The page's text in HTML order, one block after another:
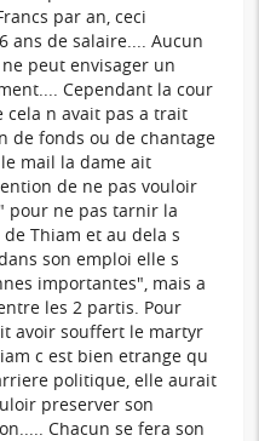
par an, ceci
ans de salaire.... Aucun
peut envisager un
Cependant la cour
cela n avait pas a trait
de fonds ou de chantage
mail la dame ait
de ne pas vouloir
pour ne pas tarnir la
Thiam et au dela s
son emploi elle s
importantes", mais a
les 2 partis. Pour
avoir souffert le martyr
c est bien etrange qu
politique, elle aurait
preserver son
Chacun se fera son